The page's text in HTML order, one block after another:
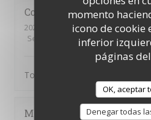
momento
icono de cookie
inferior
páginas
OK, aceptar
Denegar todas
Colette
2026-07-30
- 20:00 - Invitados 3
Servicio
Ambiente: 5/5
Tout. C’est parfait
Marie-Ange H